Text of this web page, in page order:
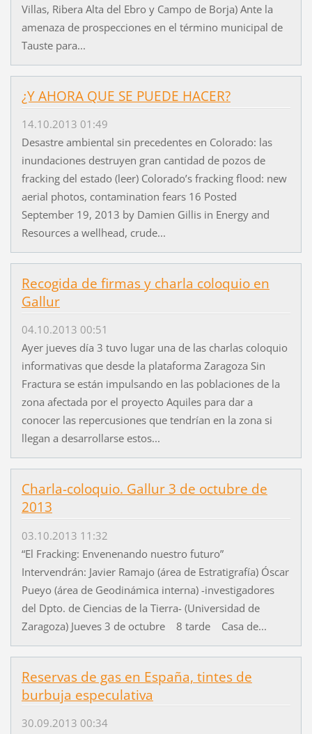
Villas, Ribera Alta del Ebro y Campo de Borja) Ante la
amenaza de prospecciones en el término municipal de
Tauste para...
¿Y AHORA QUE SE PUEDE HACER?
14.10.2013 01:49
Desastre ambiental sin precedentes en Colorado: las
inundaciones destruyen gran cantidad de pozos de
fracking del estado (leer) Colorado’s fracking flood: new
aerial photos, contamination fears 16 Posted
September 19, 2013 by Damien Gillis in Energy and
Resources a wellhead, crude...
Recogida de firmas y charla coloquio en
Gallur
04.10.2013 00:51
Ayer jueves día 3 tuvo lugar una de las charlas coloquio
informativas que desde la plataforma Zaragoza Sin
Fractura se están impulsando en las poblaciones de la
zona afectada por el proyecto Aquiles para dar a
conocer las repercusiones que tendrían en la zona si
llegan a desarrollarse estos...
Charla-coloquio. Gallur 3 de octubre de
2013
03.10.2013 11:32
“El Fracking: Envenenando nuestro futuro”
Intervendrán: Javier Ramajo (área de Estratigrafía) Óscar
Pueyo (área de Geodinámica interna) -investigadores
del Dpto. de Ciencias de la Tierra- (Universidad de
Zaragoza) Jueves 3 de octubre 8 tarde Casa de...
Reservas de gas en España, tintes de
burbuja especulativa
30.09.2013 00:34